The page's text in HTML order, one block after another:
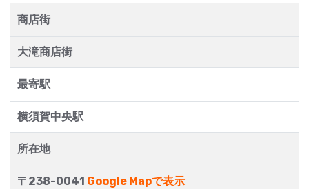
商店街
大滝商店街
最寄駅
横須賀中央駅
所在地
〒238-0041 Google Mapで表示